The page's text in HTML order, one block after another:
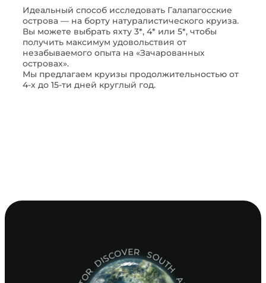
Идеальный способ исследовать Галапагосские
острова — на борту натуралистического круиза.
Вы можете выбрать яхту 3*, 4* или 5*, чтобы
получить максимум удовольствия от
незабываемого опыта на «Зачарованных
островах».
Мы предлагаем круизы продолжительностью от
4-х до 15-ти дней круглый год.